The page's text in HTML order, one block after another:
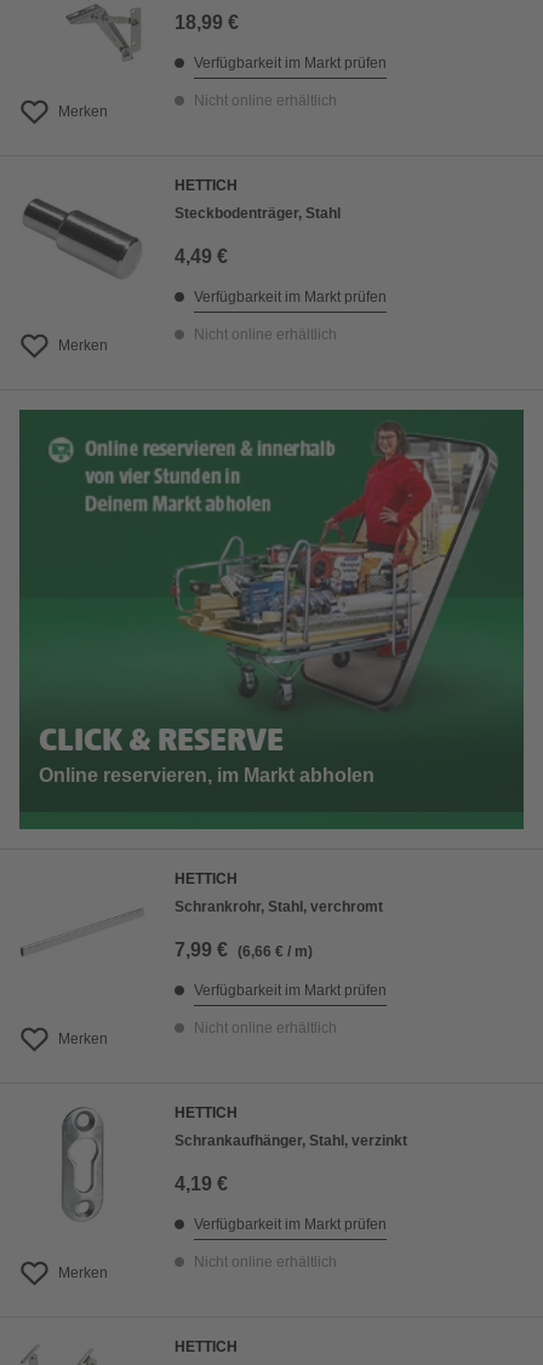
Merken
18,99 €
Verfügbarkeit im Markt prüfen
Nicht online erhältlich
Merken
HETTICH
Steckbodenträger, Stahl
4,49 €
Verfügbarkeit im Markt prüfen
Nicht online erhältlich
CLICK & RESERVE
Online reservieren, im Markt abholen
Merken
HETTICH
Schrankrohr, Stahl, verchromt
7,99 € (6,66 € / m)
Verfügbarkeit im Markt prüfen
Nicht online erhältlich
Merken
HETTICH
Schrankaufhänger, Stahl, verzinkt
4,19 €
Verfügbarkeit im Markt prüfen
Nicht online erhältlich
HETTICH